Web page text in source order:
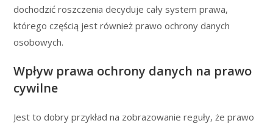
dochodzić roszczenia decyduje cały system prawa,
którego częścią jest również prawo ochrony danych
osobowych.
Wpływ prawa ochrony danych na prawo
cywilne
Jest to dobry przykład na zobrazowanie reguły, że prawo